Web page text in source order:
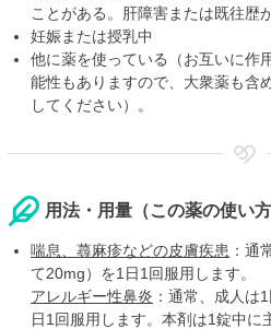
ことがある。肝障害または既往歴
妊娠または授乳中
他に薬を使っている（お互いに作
能性もありますので、大衆薬も含
してください）。
用法・用量（この薬の使い方
喘息、蕁麻疹などの皮膚疾患 ：通
て20mg）を1日1回服用します。
アレルギー性鼻炎 ：通常、成人は
日1回服用します。本剤は1錠中に